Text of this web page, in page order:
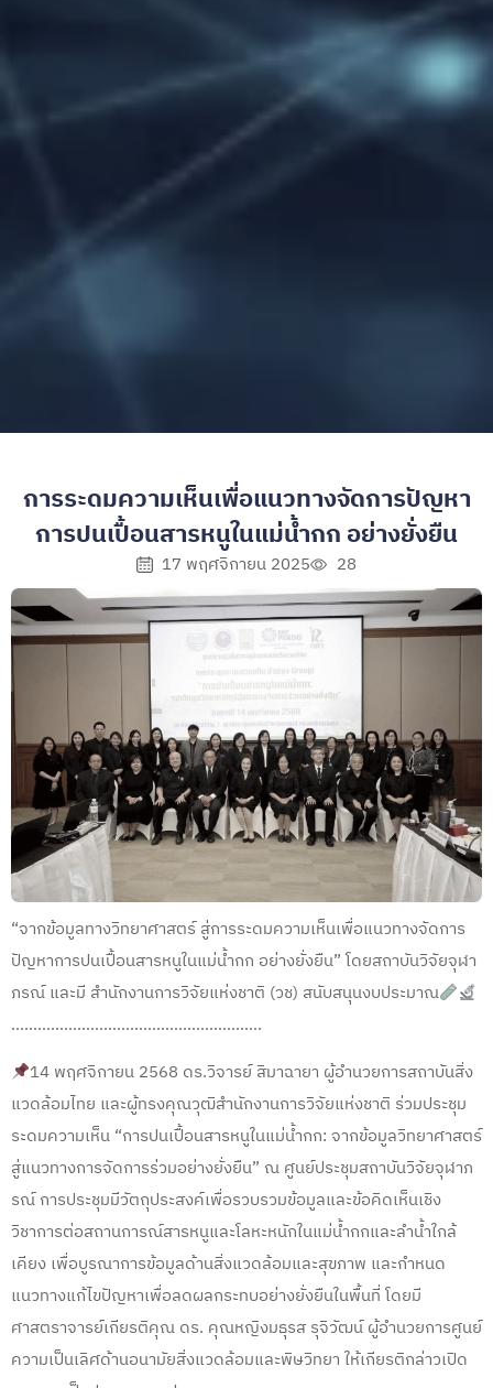
การระดมความเห็นเพื่อแนวทางจัดการปัญหา
การปนเปื้อนสารหนูในแม่น้ำกก อย่างยั่งยืน
17 พฤศจิกายน 2025 28
“จากข้อมูลทางวิทยาศาสตร์ สู่การระดมความเห็นเพื่อแนวทางจัดการ
ปัญหาการปนเปื้อนสารหนูในแม่น้ำกก อย่างยั่งยืน” โดยสถาบันวิจัยจุฬา
ภรณ์ และมี สำนักงานการวิจัยแห่งชาติ (วช) สนับสนุนงบประมาณ
…………………………………………………
14 พฤศจิกายน 2568 ดร.วิจารย์ สิมาฉายา ผู้อำนวยการสถาบันสิ่ง
แวดล้อมไทย และผู้ทรงคุณวุฒิสำนักงานการวิจัยแห่งชาติ ร่วมประชุม
ระดมความเห็น “การปนเปื้อนสารหนูในแม่น้ำกก: จากข้อมูลวิทยาศาสตร์
สู่แนวทางการจัดการร่วมอย่างยั่งยืน” ณ ศูนย์ประชุมสถาบันวิจัยจุฬาภ
รณ์ การประชุมมีวัตถุประสงค์เพื่อรวบรวมข้อมูลและข้อคิดเห็นเชิง
วิชาการต่อสถานการณ์สารหนูและโลหะหนักในแม่น้ำกกและลำน้ำใกล้
เคียง เพื่อบูรณาการข้อมูลด้านสิ่งแวดล้อมและสุขภาพ และกำหนด
แนวทางแก้ไขปัญหาเพื่อลดผลกระทบอย่างยั่งยืนในพื้นที่ โดยมี
ศาสตราจารย์เกียรติคุณ ดร. คุณหญิงมธุรส รุจิวัฒน์ ผู้อำนวยการศูนย์
ความเป็นเลิศด้านอนามัยสิ่งแวดล้อมและพิษวิทยา ให้เกียรติกล่าวเปิด